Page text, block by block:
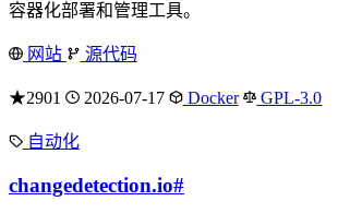
容器化部署和管理工具。
网站 源代码
★2901 2026-07-17 Docker GPL-3.0
自动化
changedetection.io#